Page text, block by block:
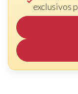
exclusivos